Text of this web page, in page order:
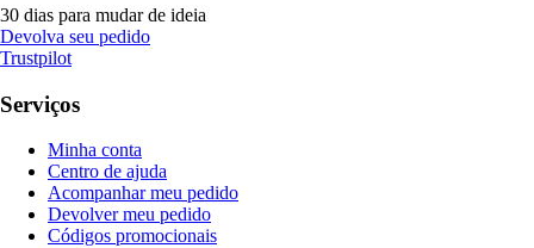
30 dias para mudar de ideia
Devolva seu pedido
Trustpilot
Serviços
Minha conta
Centro de ajuda
Acompanhar meu pedido
Devolver meu pedido
Códigos promocionais